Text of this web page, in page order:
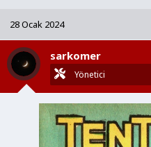
u
y
u
B
a
a
n
g
ı
t
a
28 Ocak 2024
sarkomer
Yönetici